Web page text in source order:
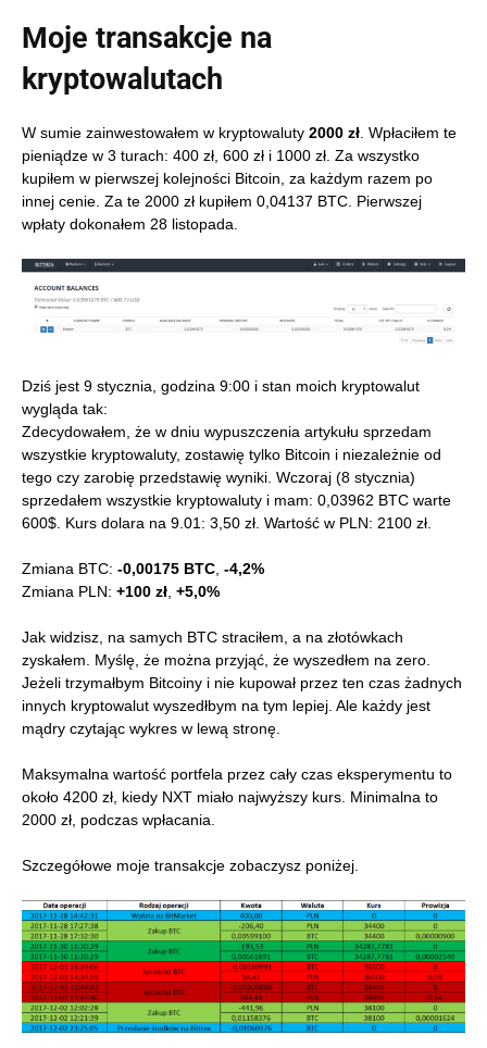
Moje transakcje na
kryptowalutach
W sumie zainwestowałem w kryptowaluty 2000 zł . Wpłaciłem te
pieniądze w 3 turach: 400 zł, 600 zł i 1000 zł. Za wszystko
kupiłem w pierwszej kolejności Bitcoin, za każdym razem po
innej cenie. Za te 2000 zł kupiłem 0,04137 BTC. Pierwszej
wpłaty dokonałem 28 listopada.
Dziś jest 9 stycznia, godzina 9:00 i stan moich kryptowalut
wygląda tak:
Zdecydowałem, że w dniu wypuszczenia artykułu sprzedam
wszystkie kryptowaluty, zostawię tylko Bitcoin i niezależnie od
tego czy zarobię przedstawię wyniki. Wczoraj (8 stycznia)
sprzedałem wszystkie kryptowaluty i mam: 0,03962 BTC warte
600$. Kurs dolara na 9.01: 3,50 zł. Wartość w PLN: 2100 zł.
Zmiana BTC: -0,00175 BTC -4,2%
Zmiana PLN: +100 zł +5,0%
Jak widzisz, na samych BTC straciłem, a na złotówkach
zyskałem. Myślę, że można przyjąć, że wyszedłem na zero.
Jeżeli trzymałbym Bitcoiny i nie kupował przez ten czas żadnych
innych kryptowalut wyszedłbym na tym lepiej. Ale każdy jest
mądry czytając wykres w lewą stronę.
Maksymalna wartość portfela przez cały czas eksperymentu to
około 4200 zł, kiedy NXT miało najwyższy kurs. Minimalna to
2000 zł, podczas wpłacania.
Szczegółowe moje transakcje zobaczysz poniżej.